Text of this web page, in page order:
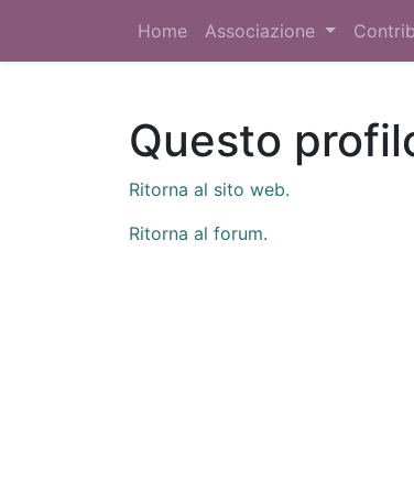
Home Associazione
Questo
Ritorna al sito web.
Ritorna al forum.